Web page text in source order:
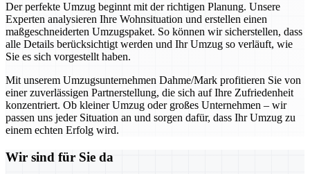
Der perfekte Umzug beginnt mit der richtigen Planung. Unsere
Experten analysieren Ihre Wohnsituation und erstellen einen
maßgeschneiderten Umzugspaket. So können wir sicherstellen, dass
alle Details berücksichtigt werden und Ihr Umzug so verläuft, wie
Sie es sich vorgestellt haben.
Mit unserem Umzugsunternehmen Dahme/Mark profitieren Sie von
einer zuverlässigen Partnerstellung, die sich auf Ihre Zufriedenheit
konzentriert. Ob kleiner Umzug oder großes Unternehmen – wir
passen uns jeder Situation an und sorgen dafür, dass Ihr Umzug zu
einem echten Erfolg wird.
Wir sind für Sie da